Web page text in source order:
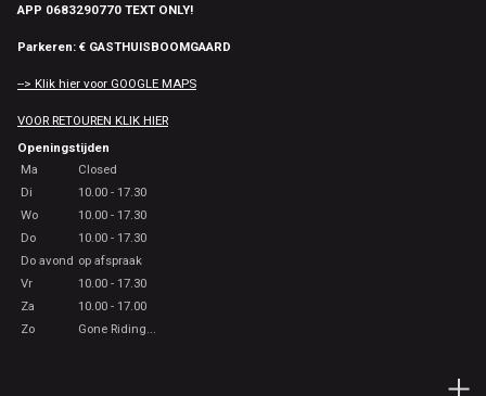
APP 0683290770 TEXT ONLY!
Parkeren: € GASTHUISBOOMGAARD
--> Klik hier voor GOOGLE MAPS
VOOR RETOUREN KLIK HIER
Openingstijden
Ma
Closed
Di
10.00 - 17.30
Wo
10.00 - 17.30
Do
10.00 - 17.30
Do avond op afspraak
Vr
10.00 - 17.30
Za
10.00 - 17.00
Zo
Gone Riding...